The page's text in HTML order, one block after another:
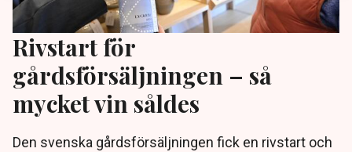
Rivstart för
gårdsförsäljningen – så
mycket vin såldes
Den svenska gårdsförsäljningen fick en rivstart och